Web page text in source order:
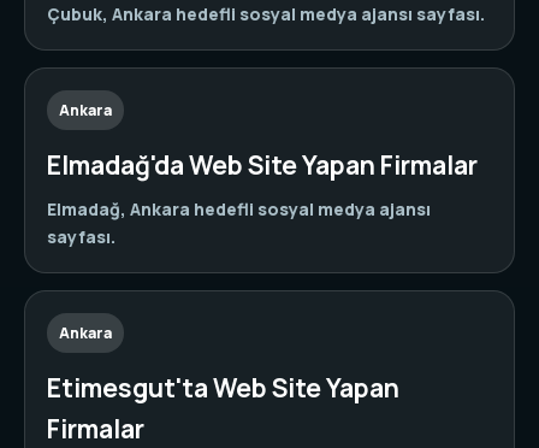
Çubuk, Ankara hedefli sosyal medya ajansı sayfası.
Ankara
Elmadağ'da Web Site Yapan Firmalar
Elmadağ, Ankara hedefli sosyal medya ajansı
sayfası.
Ankara
Etimesgut'ta Web Site Yapan
Firmalar